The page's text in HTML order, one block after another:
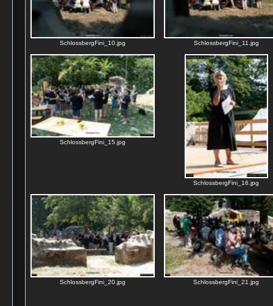
SchlossbergFini_10.jpg SchlossbergFini_11.jpg
SchlossbergFini_15.jpg
SchlossbergFini_16.jpg
SchlossbergFini_20.jpg SchlossbergFini_21.jpg